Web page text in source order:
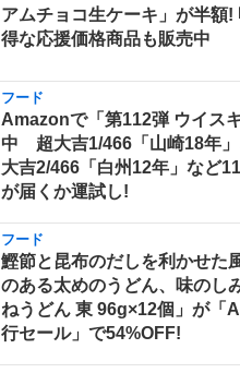
アムチョコ生ケーキ」が半額
得な応援価格商品も販売中
フード
Amazonで「第112弾 ウイス
中 超大吉1/466「山崎18年」
大吉2/466「白州12年」など
が届くか運試し!
フード
鰹節と昆布のだしを利かせた
のある太めのうどん、味のし
ねうどん 東 96g×12個」が「
行セール」で54%OFF!